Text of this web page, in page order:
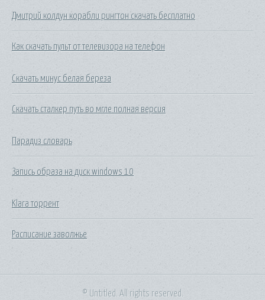
Дмитрий колдун корабли рингтон скачать бесплатно
Как скачать пульт от телевизора на телефон
Скачать минус белая береза
Скачать сталкер путь во мгле полная версия
Парадиз словарь
Запись образа на диск windows 10
Klara торрент
Расписание заволжье
© Untitled. All rights reserved.